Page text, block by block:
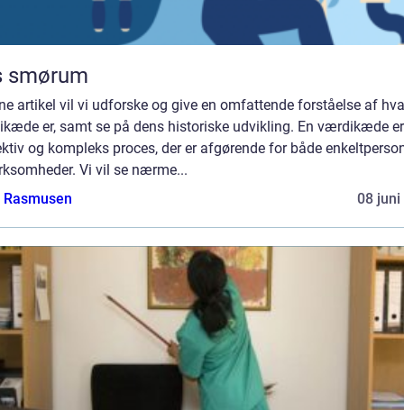
smørum
artikel vil vi udforske og give en omfattende forståelse af
er, samt se på dens historiske udvikling. En værdikæde
og kompleks proces, der er afgørende for både
Vi vil se nærme...
08 juni